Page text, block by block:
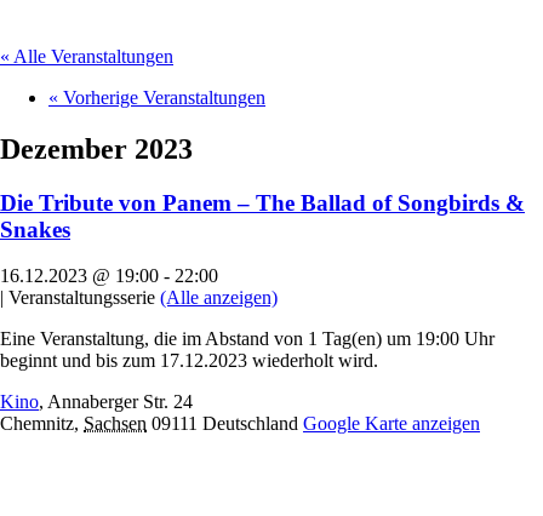
« Alle Veranstaltungen
« Vorherige Veranstaltungen
Dezember 2023
Die Tribute von Panem – The Ballad of Songbirds &
Snakes
16.12.2023 @ 19:00 - 22:00
| Veranstaltungsserie (Alle anzeigen)
Eine Veranstaltung, die im Abstand von 1 Tag(en) um 19:00 Uhr
beginnt und bis zum 17.12.2023 wiederholt wird.
Kino, Annaberger Str. 24
Chemnitz, Sachsen 09111 Deutschland Google Karte anzeigen